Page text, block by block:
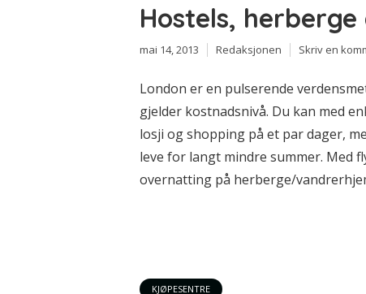
Hostels,
mai 14, 2013 Redaksjonen Skriv en
London er en pulserende
gjelder kostnadsnivå. Du kan med
losji og shopping på et par dager,
leve for langt mindre summer. Med
overnatting på herberge/
KJØPESENTRE